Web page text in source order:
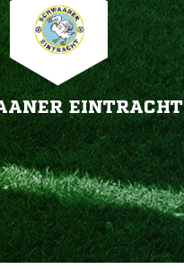
EINTRACHT